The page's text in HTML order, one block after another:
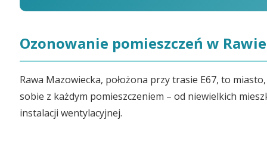
Ozonowanie pomieszczeń w
Rawa Mazowiecka, położona przy trasie E67, to
sobie z każdym pomieszczeniem – od niewielkich
instalacji wentylacyjnej.